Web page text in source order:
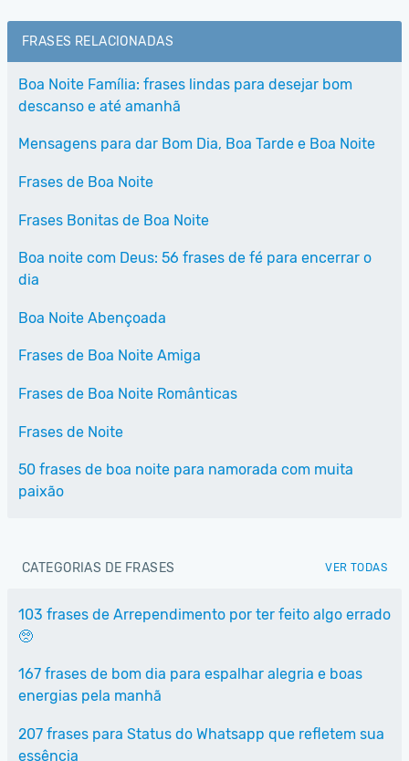
FRASES RELACIONADAS
Boa Noite Família: frases lindas para desejar bom
descanso e até amanhã
Mensagens para dar Bom Dia, Boa Tarde e Boa Noite
Frases de Boa Noite
Frases Bonitas de Boa Noite
Boa noite com Deus: 56 frases de fé para encerrar o
dia
Boa Noite Abençoada
Frases de Boa Noite Amiga
Frases de Boa Noite Românticas
Frases de Noite
50 frases de boa noite para namorada com muita
paixão
CATEGORIAS DE FRASES VER TODAS
103 frases de Arrependimento por ter feito algo errado
🥺
167 frases de bom dia para espalhar alegria e boas
energias pela manhã
207 frases para Status do Whatsapp que refletem sua
essência